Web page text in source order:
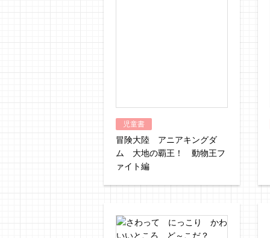
児童書
冒険大陸 アニアキングダ
ム 大地の覇王！ 動物王フ
ァイト編